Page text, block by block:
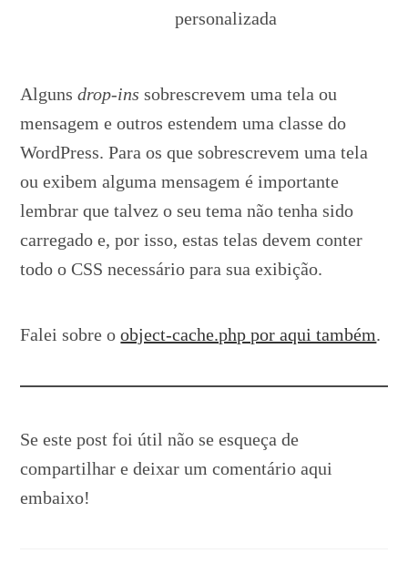
personalizada
Algunsdrop-ins sobrescrevem uma tela ou
mensagem e outros estendem uma classe do
WordPress. Para os que sobrescrevem uma tela
ou exibem alguma mensagem é importante
lembrar que talvez o seu tema não tenha sido
carregado e, por isso, estas telas devem conter
todo o CSS necessário para sua exibição.
Falei sobre oobject-cache.php por aqui também.
Se este post foi útil não se esqueça de
compartilhar e deixar um comentário aqui
embaixo!